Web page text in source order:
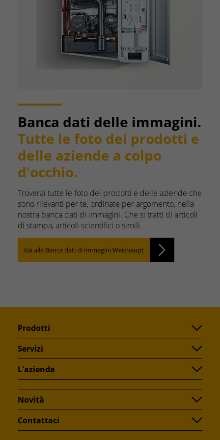
Banca dati delle immagini.
Tutte le foto dei prodotti e
delle aziende a colpo
d'occhio.
Troverai tutte le foto dei prodotti e delle aziende che
sono rilevanti per te, ordinate per argomento, nella
nostra banca dati di immagini. Che si tratti di articoli
di stampa, articoli scientifici o simili.
Vai alla Banca dati di immagini Weishaupt
Prodotti
Servizi
L'azienda
Novità
Contattaci